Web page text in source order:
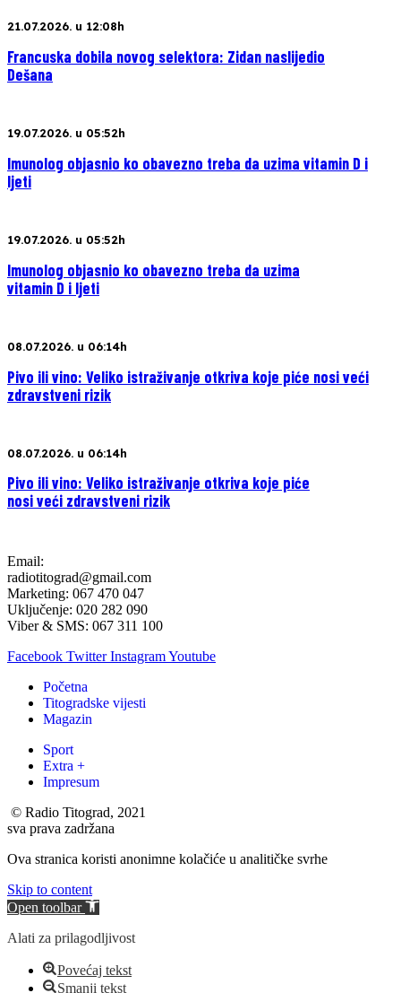
21.07.2026. u 12:08h
Francuska dobila novog selektora: Zidan naslijedio
Dešana
19.07.2026. u 05:52h
Imunolog objasnio ko obavezno treba da uzima vitamin D i
ljeti
19.07.2026. u 05:52h
Imunolog objasnio ko obavezno treba da uzima
vitamin D i ljeti
08.07.2026. u 06:14h
Pivo ili vino: Veliko istraživanje otkriva koje piće nosi veći
zdravstveni rizik
08.07.2026. u 06:14h
Pivo ili vino: Veliko istraživanje otkriva koje piće
nosi veći zdravstveni rizik
Email:
radiotitograd@gmail.com
Marketing: 067 470 047
Uključenje: 020 282 090
Viber & SMS: 067 311 100
Facebook Twitter InstagramYoutube
Početna
Titogradske vijesti
Magazin
Sport
Extra +
Impresum
© Radio Titograd, 2021
sva prava zadržana
Ova stranica koristi anonimne kolačiće u analitičke svrhe
Skip to content
Open toolbar
Alati za prilagodljivost
Povećaj tekst
Smanji tekst